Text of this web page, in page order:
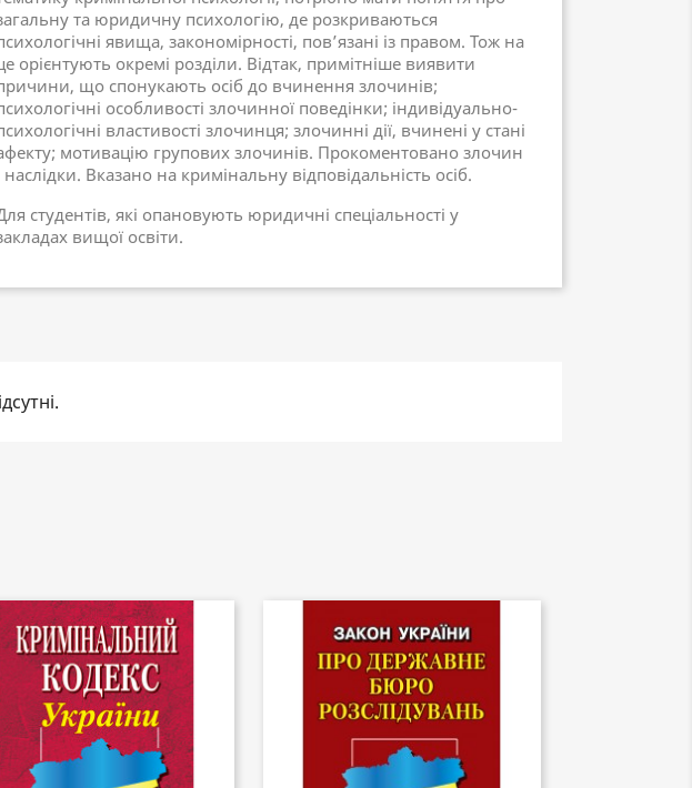
та юридичну психологію, де розкриваються
явища, закономірності, пов’язані із правом. Тож на
орієнтують окремі розділи. Відтак, примітніше виявити
що спонукають осіб до вчинення злочинів;
особливості злочинної поведінки; індивідуально-
властивості злочинця; злочинні дії, вчинені у стані
мотивацію групових злочинів. Прокоментовано злочин
наслідки. Вказано на кримінальну відповідальність осіб.
студентів, які опановують юридичні спеціальності у
вищої освіти.